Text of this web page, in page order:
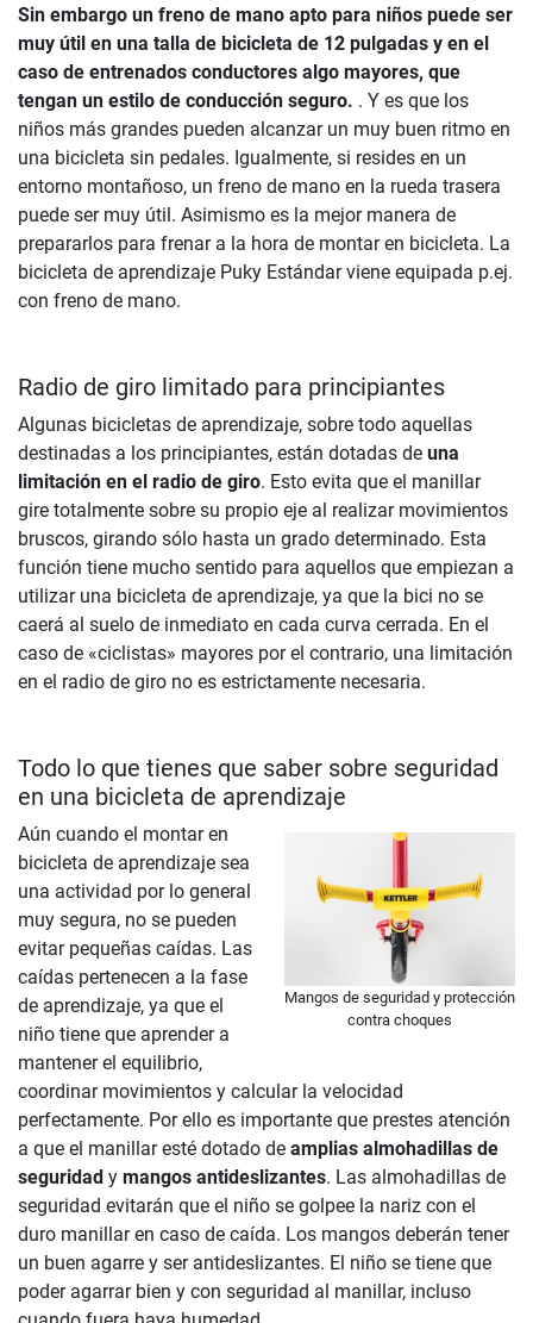
Sin embargo un freno de mano apto para niños puede ser
muy útil en una talla de bicicleta de 12 pulgadas y en el
caso de entrenados conductores algo mayores, que
tengan un estilo de conducción seguro. . Y es que los
niños más grandes pueden alcanzar un muy buen ritmo en
una bicicleta sin pedales. Igualmente, si resides en un
entorno montañoso, un freno de mano en la rueda trasera
puede ser muy útil. Asimismo es la mejor manera de
prepararlos para frenar a la hora de montar en bicicleta. La
bicicleta de aprendizaje Puky Estándar viene equipada p.ej.
con freno de mano.
Radio de giro limitado para principiantes
Algunas bicicletas de aprendizaje, sobre todo aquellas
destinadas a los principiantes, están dotadas de una
limitación en el radio de giro. Esto evita que el manillar
gire totalmente sobre su propio eje al realizar movimientos
bruscos, girando sólo hasta un grado determinado. Esta
función tiene mucho sentido para aquellos que empiezan a
utilizar una bicicleta de aprendizaje, ya que la bici no se
caerá al suelo de inmediato en cada curva cerrada. En el
caso de «ciclistas» mayores por el contrario, una limitación
en el radio de giro no es estrictamente necesaria.
Todo lo que tienes que saber sobre seguridad
en una bicicleta de aprendizaje
Mangos de seguridad y protección
contra choques
Aún cuando el montar en
bicicleta de aprendizaje sea
una actividad por lo general
muy segura, no se pueden
evitar pequeñas caídas. Las
caídas pertenecen a la fase
de aprendizaje, ya que el
niño tiene que aprender a
mantener el equilibrio,
coordinar movimientos y calcular la velocidad
perfectamente. Por ello es importante que prestes atención
a que el manillar esté dotado de amplias almohadillas de
seguridad y mangos antideslizantes. Las almohadillas de
seguridad evitarán que el niño se golpee la nariz con el
duro manillar en caso de caída. Los mangos deberán tener
un buen agarre y ser antideslizantes. El niño se tiene que
poder agarrar bien y con seguridad al manillar, incluso